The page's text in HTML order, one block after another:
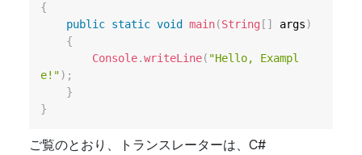
{
public static void main(String [ ] args)
{
Console.writeLine( "Hello, Exampl
e!") ;
}
}
ご覧のとおり、トランスレーターは、C#